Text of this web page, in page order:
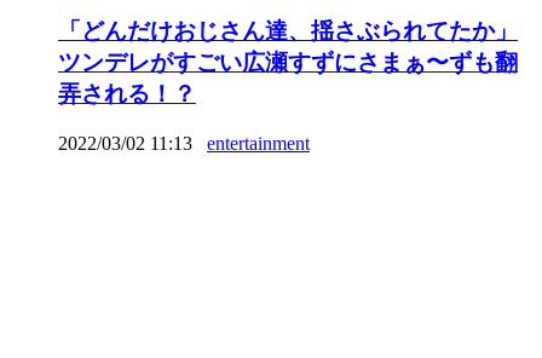
「どんだけおじさん達、揺さぶられてたか」
ツンデレがすごい広瀬すずにさまぁ〜ずも翻
弄される！？
2022/03/02 11:13 entertainment